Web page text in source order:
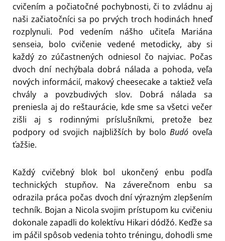
cvičením a počiatočné pochybnosti, či to zvládnu aj
naši začiatočníci sa po prvých troch hodinách hneď
rozplynuli. Pod vedením nášho učiteľa Mariána
senseia, bolo cvičenie vedené metodicky, aby si
každý zo zúčastnených odniesol čo najviac. Počas
dvoch dní nechýbala dobrá nálada a pohoda, veľa
nových informácií, makový cheesecake a taktiež veľa
chvály a povzbudivých slov. Dobrá nálada sa
preniesla aj do reštaurácie, kde sme sa všetci večer
zišli aj s rodinnými príslušníkmi, pretože bez
podpory od svojich najbližších by boloBudó oveľa
ťažšie.
Každý cvičebný blok bol ukončený enbu podľa
technických stupňov. Na záverečnom enbu sa
odrazila práca počas dvoch dní výrazným zlepšením
techník. Bojan a Nicola svojim prístupom ku cvičeniu
dokonale zapadli do kolektívu Hikari dódžó. Keďže sa
im páčil spôsob vedenia tohto tréningu, dohodli sme